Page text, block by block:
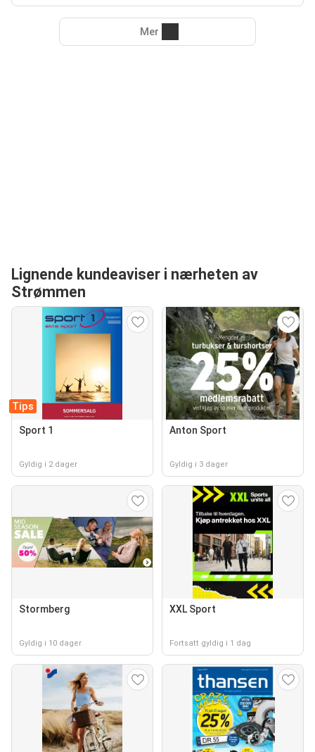
Mer
Lignende kundeaviser i nærheten av
Strømmen
Tips
Sport 1
Gyldig i 2 dager
Anton Sport
Gyldig i 3 dager
Stormberg
Gyldig i 10 dager
XXL Sport
Fortsatt gyldig i 1 dag